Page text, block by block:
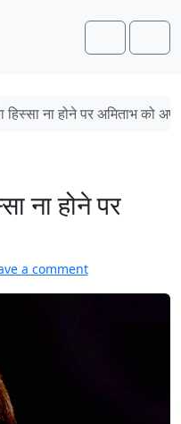
Search
हिस्सा ना होने पर अमिताभ को
ना होने पर
a comment